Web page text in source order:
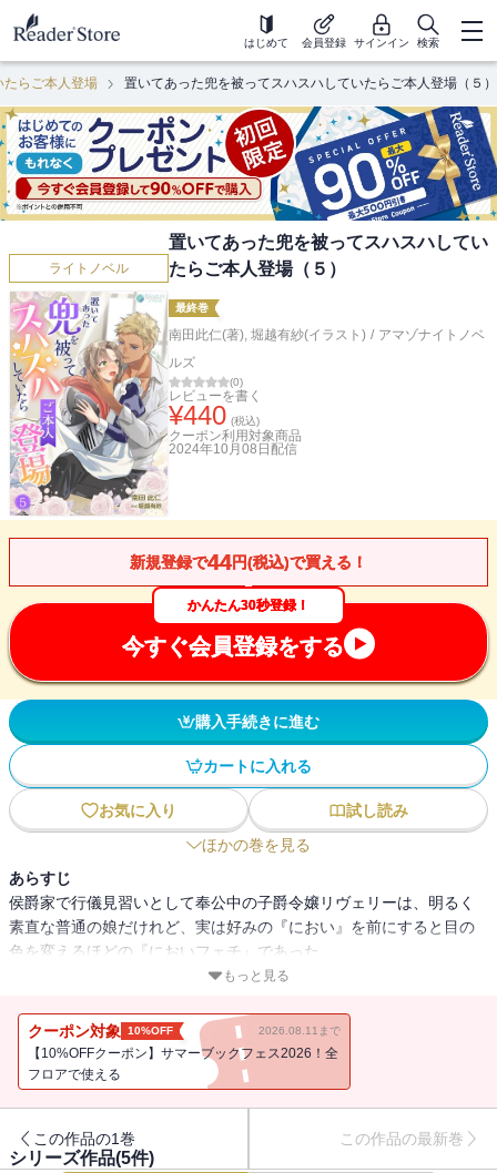
はじめて 会員登録 サインイン 検索
たらご本人登場 置いてあった兜を被ってスハスハしていたらご本人登場（５）
ライトノベル
置いてあった兜を被ってスハスハしてい
たらご本人登場（５）
最終巻
南田此仁(著), 堀越有紗(イラスト) / アマゾナイトノベ
ルズ
(0)
レビューを書く
¥440 (税込)
クーポン利用対象商品
2024年10月08日 配信
新規登録で44円(税込)で買える！
かんたん30秒登録！
今すぐ会員登録をする
購入手続きに進む
カートに入れる
お気に入り
試し読み
ほかの巻を見る
あらすじ
侯爵家で行儀見習いとして奉公中の子爵令嬢リヴェリーは、明るく
素直な普通の娘だけれど、実は好みの『におい』を前にすると目の
色を変えるほどの『においフェチ』であった。
ある日、どこからかほのかに漂ってきたかぐわしい香りに誘われ、
思わず顔をつっこみスハスハすると、男らしく野性的でいて、情熱
的ななかにも爽やかさをあわせ持つ、最高に自分好みの『香り』が
した。
レニスに見つかってしまう。
もっと見る
クーポン対象 10%OFF 2026.08.11まで
【10%OFFクーポン】サマーブックフェス2026！全
フロアで使える
この作品の1巻 この作品の最新巻
シリーズ作品(5件)